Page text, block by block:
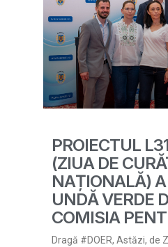
PROIECTUL
(ZIUA DE
NAȚIONALĂ)
UNDĂ VERDE
COMISIA
Dragă #DOER, Astăzi, de